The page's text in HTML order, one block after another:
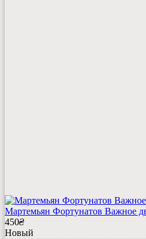
Мартемьян Фортунатов Важное
450₴
Новый